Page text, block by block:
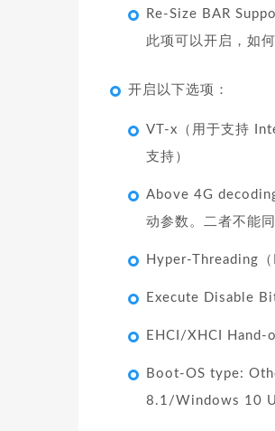
Re-Size BAR
此项可以开启，如
开启以下选项：
VT-x（用于支持
支持）
Above 4G
动参数。二者不能同
Hyper-Threading
Execute Disable
EHCI/XHCI Hand-
Boot-OS type:
8.1/Windows 10